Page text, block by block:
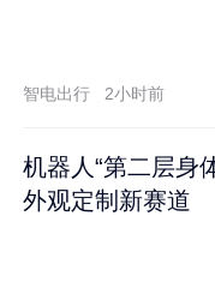
智电出行 2小时前
机器人“第二层身
外观定制新赛道